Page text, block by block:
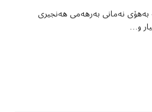
بەهۆی نەمانی بەرهەمی هەنجیری
و…